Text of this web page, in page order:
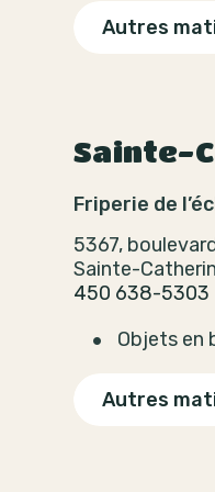
Autres
Sainte-
Friperie de
5367,
Sainte-
450 638-5303
Objets en
Autres